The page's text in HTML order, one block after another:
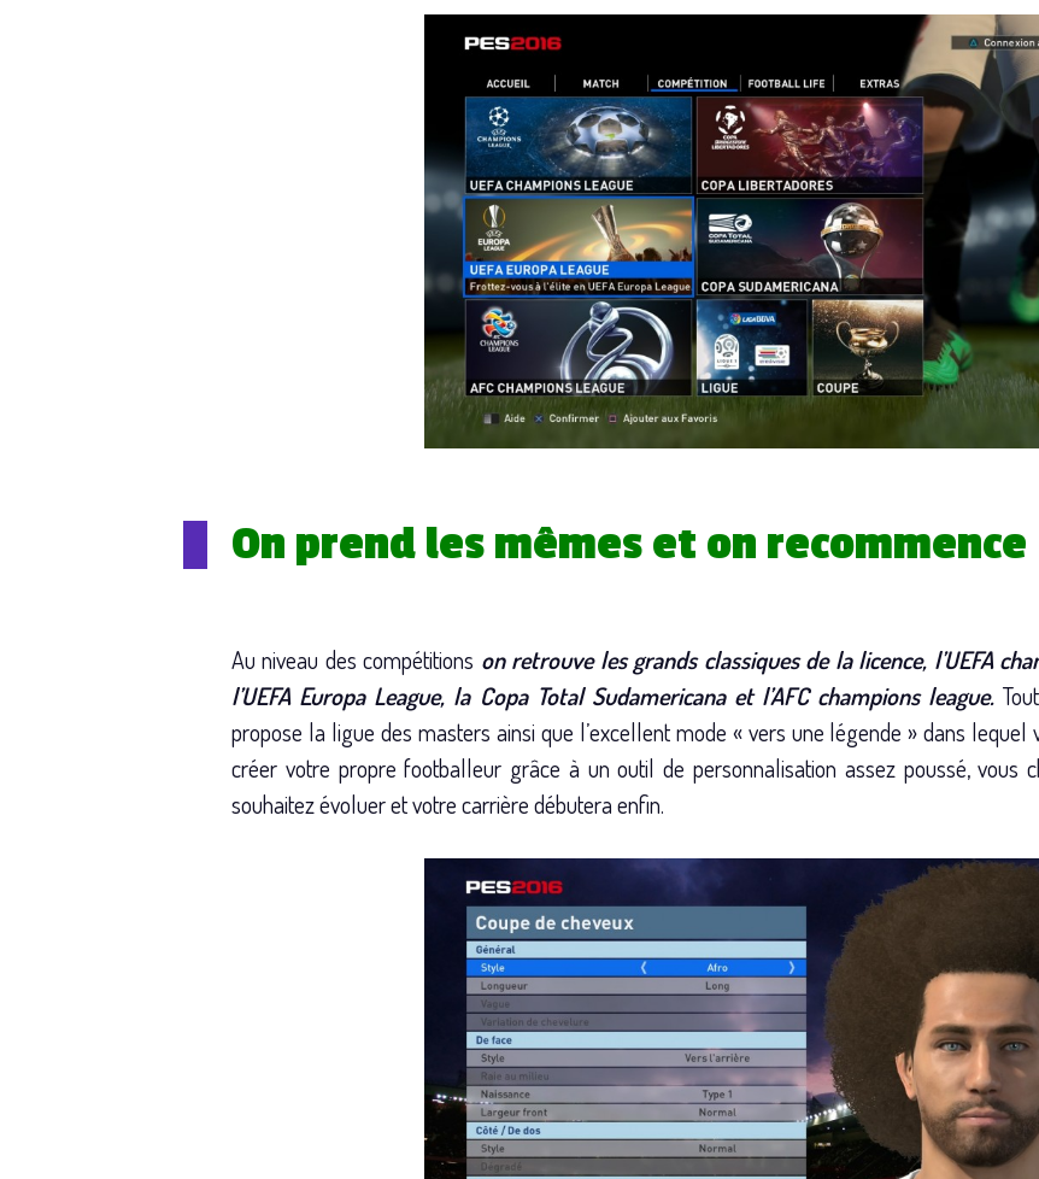
On prend les mêmes et on recommence
Au niveau des compétitions on retrouve les grands classiques de la licence, l’UEFA
l’UEFA Europa League, la Copa Total Sudamericana et l’AFC champions league.
propose la ligue des masters ainsi que l’excellent mode « vers une légende » dans lequel
créer votre propre footballeur grâce à un outil de personnalisation assez poussé, vous
souhaitez évoluer et votre carrière débutera enfin.